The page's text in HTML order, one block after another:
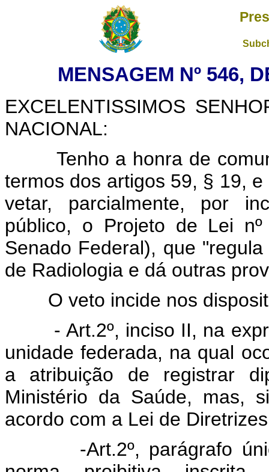
MENSAGEM Nº 546,
EXCELENTISSIMOS
NACIONAL:
Tenho a honra de
termos dos artigos 59, § 19,
vetar, parcialmente, por
público, o Projeto de Lei
Senado Federal), que
de Radiologia e dá outras
O veto incide nos
- Art.2º, inciso II, na
unidade federada, na qual
a atribuição de registrar
Ministério da Saúde, mas,
acordo com a Lei de
-Art.2º, parágrafo